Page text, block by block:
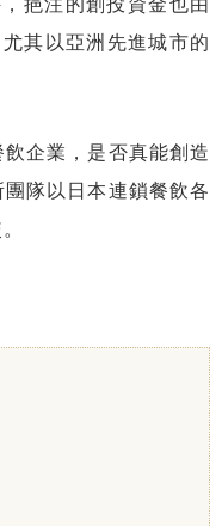
挹注的創投資金也由
其以亞洲先進城市的
企業，是否真能創造
隊以日本連鎖餐飲各